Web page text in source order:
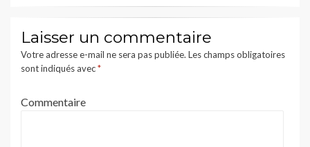
Laisser un commentaire
Votre adresse e-mail ne sera pas publiée. Les champs obligatoires
sont indiqués avec*
Commentaire